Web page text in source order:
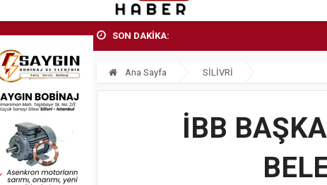
SON DAKİKA:
Ana Sayfa SİLİVRİ
İBB